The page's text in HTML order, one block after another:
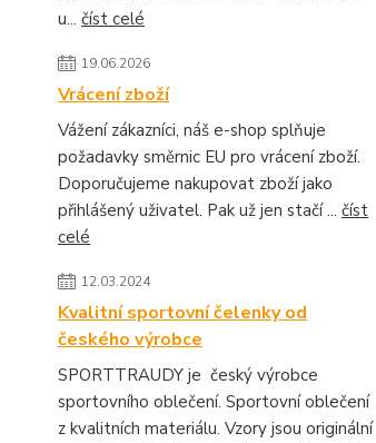
u... číst celé
19.06.2026
Vrácení zboží
Vážení zákazníci, náš e-shop splňuje
požadavky směrnic EU pro vrácení zboží.
Doporučujeme nakupovat zboží jako
přihlášený uživatel. Pak už jen stačí ... číst
celé
12.03.2024
Kvalitní sportovní čelenky od
českého výrobce
SPORTTRAUDY je český výrobce
sportovního oblečení. Sportovní oblečení
z kvalitních materiálu. Vzory jsou originální